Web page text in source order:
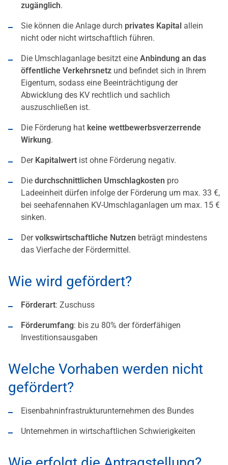
zugänglich.
Sie können die Anlage durch privates Kapital allein
nicht oder nicht wirtschaftlich führen.
Die Umschlaganlage besitzt eine Anbindung an das
öffentliche Verkehrsnetz und befindet sich in Ihrem
Eigentum, sodass eine Beeinträchtigung der
Abwicklung des KV rechtlich und sachlich
auszuschließen ist.
Die Förderung hat keine wettbewerbsverzerrende
Wirkung.
Der Kapitalwert ist ohne Förderung negativ.
Die durchschnittlichen Umschlagkosten pro
Ladeeinheit dürfen infolge der Förderung um max. 33 €,
bei seehafennahen KV-Umschlaganlagen um max. 15 €
sinken.
Dervolkswirtschaftliche Nutzen beträgt mindestens
das Vierfache der Fördermittel.
Wie wird gefördert?
Förderart: Zuschuss
Förderumfang: bis zu 80% der förderfähigen
Investitionsausgaben
Welche Vorhaben werden nicht
gefördert?
Eisenbahninfrastrukturunternehmen des Bundes
Unternehmen in wirtschaftlichen Schwierigkeiten